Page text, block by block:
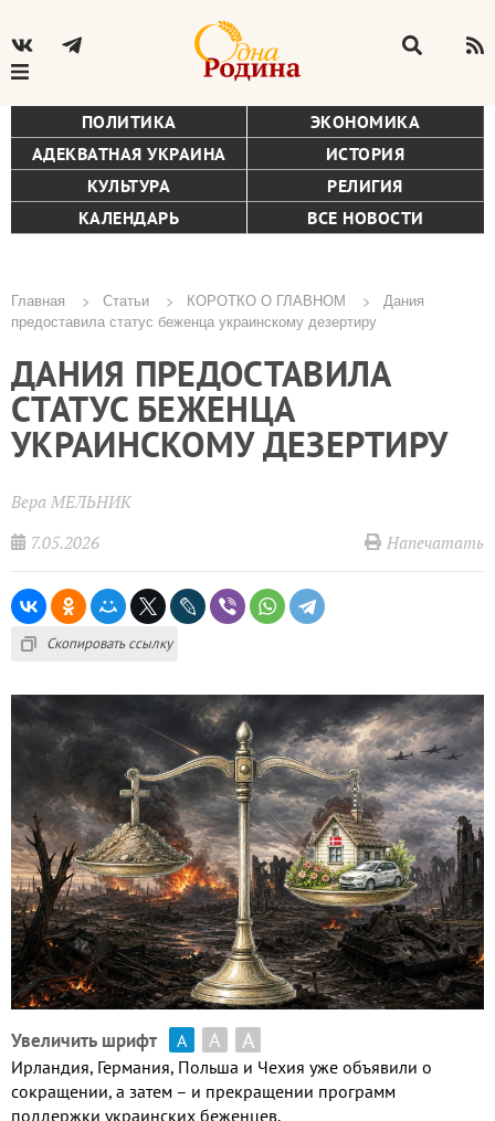
ПОЛИТИКА
ЭКОНОМИКА
АДЕКВАТНАЯ УКРАИНА
ИСТОРИЯ
КУЛЬТУРА
РЕЛИГИЯ
КАЛЕНДАРЬ
ВСЕ НОВОСТИ
Строка
навигации
Главная Статьи КОРОТКО О ГЛАВНОМ
Дания
предоставила статус беженца украинскому дезертиру
ДАНИЯ ПРЕДОСТАВИЛА
СТАТУС БЕЖЕНЦА
УКРАИНСКОМУ ДЕЗЕРТИРУ
Вера МЕЛЬНИК
7.05.2026
Напечатать
Скопировать ссылку
Увеличить шрифт А А А
Ирландия, Германия, Польша и Чехия уже объявили о
сокращении, а затем – и прекращении программ
поддержки украинских беженцев.